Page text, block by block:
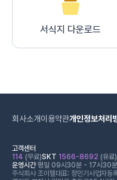
서식지 다운로드
회사소개이용약관개인정보처리
고객센터
114 (무료)SKT 1566-8692 (유료)
운영시간평일 09시30분 - 17시30
주식회사 조이텔대표: 정민기 사업자